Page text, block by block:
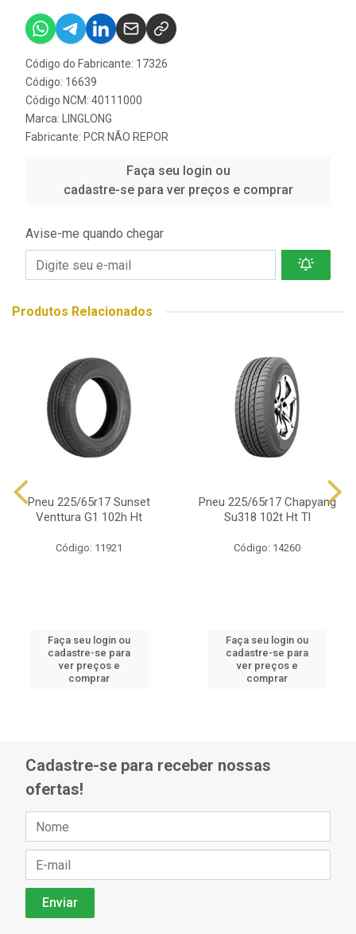
Código do Fabricante: 17326
Código: 16639
Código NCM: 40111000
Marca:
LINGLONG
Fabricante: PCR NÃO REPOR
Faça seu login ou
cadastre-se para ver preços e comprar
Avise-me quando chegar
Produtos Relacionados
Pneu 225/65r17 Sunset
Venttura G1 102h Ht
Código: 11921
Faça seu login ou
cadastre-se para
ver preços e
comprar
Pneu 225/65r17 Chapyang
Su318 102t Ht Tl
Código: 14260
Faça seu login ou
cadastre-se para
ver preços e
comprar
Cadastre-se para receber nossas
ofertas!